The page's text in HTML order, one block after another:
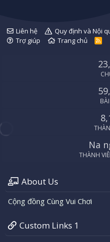
Liên hệ Quy định và Nội
Trợ giúp
Trang chủ
R
Na
THÀNH
About Us
Cộng đồng Cùng Vui Chơi
Custom Links 1